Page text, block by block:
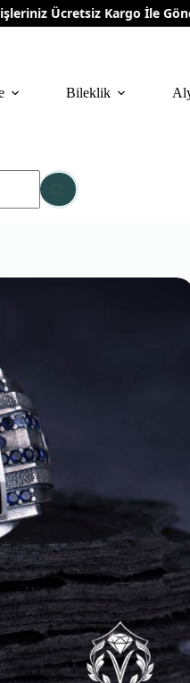
Ücretsiz Kargo İle
Bileklik